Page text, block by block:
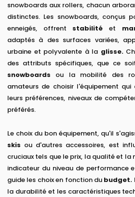
snowboards aux rollers, chacun
distinctes. Les snowboards, conçus
enneigés, offrent stabilité et
adaptés à des surfaces variées,
urbaine et polyvalente à la glisse.
des attributs spécifiques, que ce
snowboards ou la mobilité des
amateurs de choisir l'équipement qui
leurs préférences, niveaux de
préférés.
Le choix du bon équipement, qu'il
skis ou d'autres accessoires, est
cruciaux tels que le prix, la qualité et la
indicateur du niveau de performance
guide les choix en fonction du budget.
la durabilité et les caractéristiques